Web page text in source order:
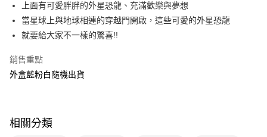
Apple Pay
街口支付
悠遊付
Google Pay
【關於「AFTEE先享後付」】
上面有可愛胖胖的外星恐龍、充滿歡樂與夢想
當星球上與地球相連的穿越門開啟，這些可愛的外星恐龍
就要給大家不一樣的驚喜!!
銷售重點
外盒藍粉白隨機出貨
相關分類